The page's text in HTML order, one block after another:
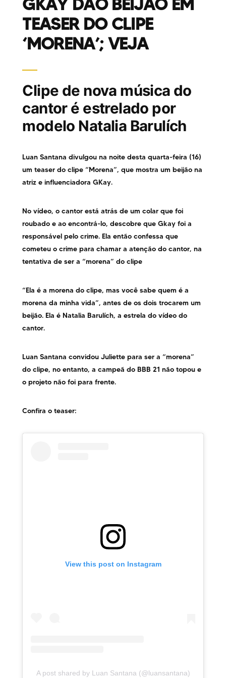
GKAY DÃO BEIJÃO EM
TEASER DO CLIPE
‘MORENA’; VEJA
Clipe de nova música do
cantor é estrelado por
modelo Natalia Barulích
Luan Santana divulgou na noite desta quarta-feira (16)
um teaser do clipe “Morena”, que mostra um beijão na
atriz e influenciadora GKay.
No vídeo, o cantor está atrás de um colar que foi
roubado e ao encontrá-lo, descobre que Gkay foi a
responsável pelo crime. Ela então confessa que
cometeu o crime para chamar a atenção do cantor, na
tentativa de ser a “morena” do clipe
“Ela é a morena do clipe, mas você sabe quem é a
morena da minha vida”, antes de os dois trocarem um
beijão. Ela é Natalia Barulích, a estrela do vídeo do
cantor.
Luan Santana convidou Juliette para ser a “morena”
do clipe, no entanto, a campeã do BBB 21 não topou e
o projeto não foi para frente.
Confira o teaser:
View this post on Instagram
A post shared by Luan Santana (@luansantana)